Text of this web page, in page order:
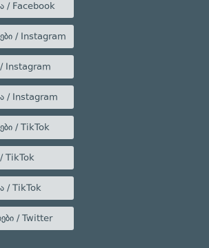
/ Facebook
/ Instagram
Instagram
/ Instagram
/ TikTok
TikTok
/ TikTok
/ Twitter